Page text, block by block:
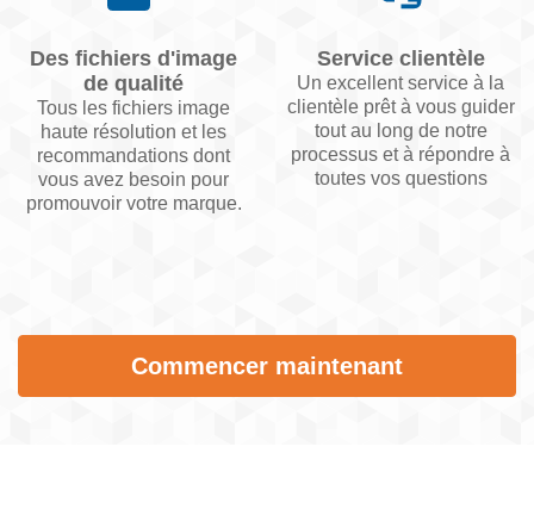
Des fichiers d'image
de qualité
Tous les fichiers image
haute résolution et les
recommandations dont
vous avez besoin pour
promouvoir votre marque.
Service clientèle
Un excellent service à la
clientèle prêt à vous guider
tout au long de notre
processus et à répondre à
toutes vos questions
Commencer maintenant